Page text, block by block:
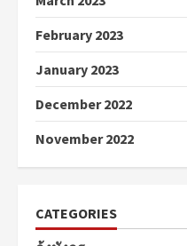
February 2023
January 2023
December 2022
November 2022
CATEGORIES